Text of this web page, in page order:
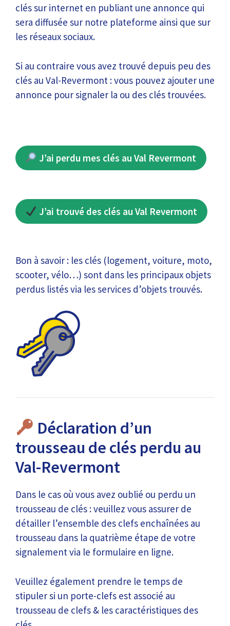
clés sur internet en publiant une annonce qui
sera diffusée sur notre plateforme ainsi que sur
les réseaux sociaux.
Si au contraire vous avez trouvé depuis peu des
clés au Val-Revermont : vous pouvez ajouter une
annonce pour signaler la ou des clés trouvées.
J’ai perdu mes clés au Val Revermont
J’ai trouvé des clés au Val Revermont
Bon à savoir : les clés (logement, voiture, moto,
scooter, vélo…) sont dans les principaux objets
perdus listés via les services d’objets trouvés.
Déclaration d’un
trousseau de clés perdu au
Val-Revermont
Dans le cas où vous avez oublié ou perdu un
trousseau de clés : veuillez vous assurer de
détailler l’ensemble des clefs enchaînées au
trousseau dans la quatrième étape de votre
signalement via le formulaire en ligne.
Veuillez également prendre le temps de
stipuler si un porte-clefs est associé au
trousseau de clefs & les caractéristiques des